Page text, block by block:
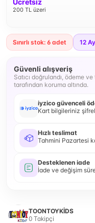
Ücretsiz
200 TL üzeri
Sınırlı stok: 6 adet 12
Güvenli alışveriş
Satıcı doğrulandı, ödeme
tarafından koruma altında.
iyzico güvenceli
Kart bilgileriniz
Hızlı teslimat
Tahmini Pazartesi
Desteklenen iade
İade ve değişim
TOONTOYKİDS
0 Takipçi